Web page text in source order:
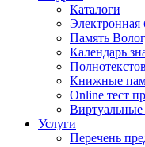
Каталоги
Электронная
Память
Календарь
Книжные
Online тест
Виртуальные
Услуги
Перечень